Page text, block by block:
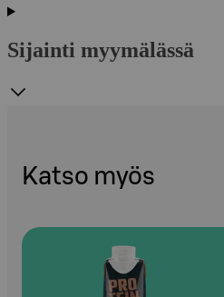
Sijainti myymälässä
Katso myös